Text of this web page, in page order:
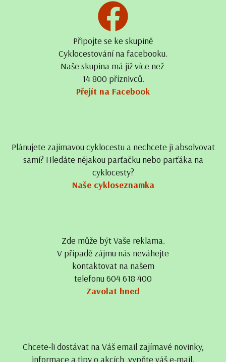
Připojte se ke skupině
Cyklocestování na facebooku.
Naše skupina má již více než
14 800 příznivců.
Přejít na Facebook
Plánujete zajímavou cyklocestu a nechcete ji absolvovat
sami? Hledáte nějakou parťačku nebo parťáka na
cyklocesty?
Naše cykloseznamka
Zde může být Vaše reklama.
V případě zájmu nás neváhejte
kontaktovat na našem
telefonu 604 618 400
Zavolat hned
Chcete-li dostávat na Váš email zajímavé novinky,
informace a tipy o akcích, vypňte váš e-mail.